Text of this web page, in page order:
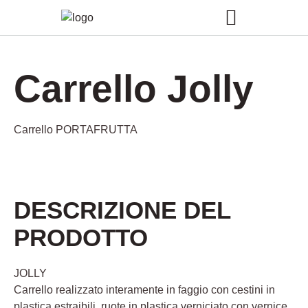
Carrello Jolly
Carrello PORTAFRUTTA
DESCRIZIONE DEL
PRODOTTO
JOLLY
Carrello realizzato interamente in faggio con cestini in